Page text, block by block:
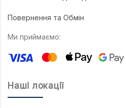
Повернення та Обмін
Ми приймаємо:
Наші локації